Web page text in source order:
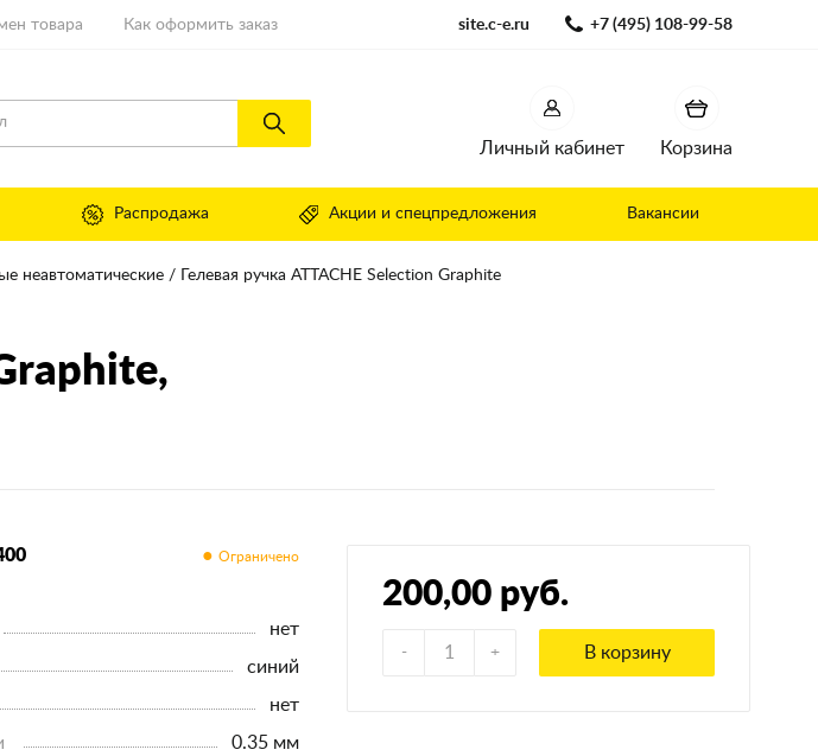
товара Как оформить заказ site.c-e.ru +7 (495) 108-99-58
Личный кабинет Корзина
Распродажа Акции и спецпредложения Вакансии
неавтоматические
Гелевая ручка ATTACHE Selection Graphite
,
нет
синий
нет
0.35 мм
200,00 руб.
В корзину